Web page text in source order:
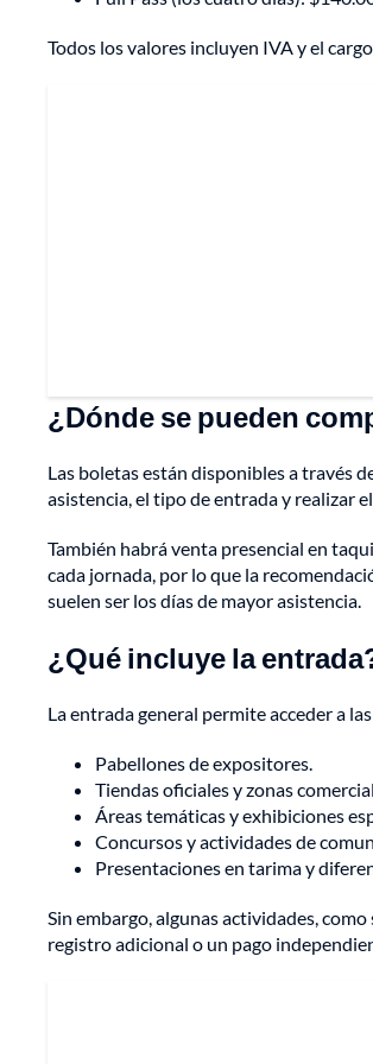
Todos los valores incluyen IVA y el
¿Dónde se pueden
Las boletas están disponibles a través
asistencia, el tipo de entrada y realizar
También habrá venta presencial en
cada jornada, por lo que la
suelen ser los días de mayor asistencia.
¿Qué incluye la
La entrada general permite acceder a
Pabellones de expositores.
Tiendas oficiales y zonas
Áreas temáticas y exhibiciones
Concursos y actividades de
Presentaciones en tarima y
Sin embargo, algunas actividades,
registro adicional o un pago